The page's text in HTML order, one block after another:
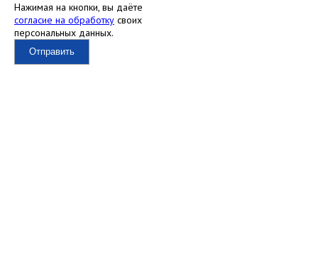
Нажимая на кнопки, вы даёте
согласие на обработку своих
персональных данных.
Отправить